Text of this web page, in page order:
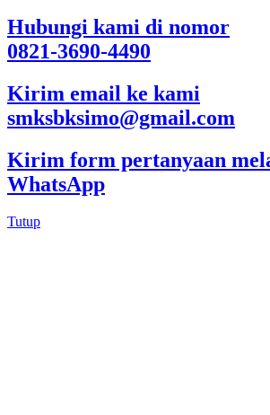
Hubungi kami di nomor
0821-3690-4490
Kirim email ke kami
smksbksimo@gmail.com
Kirim form pertanyaan
WhatsApp
Tutup